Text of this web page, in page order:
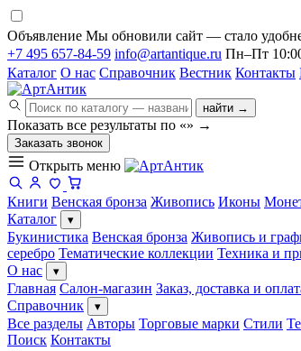
Объявление Мы обновили сайт — стало
+7 495 657-84-59 info@artantique.ru Пн–Пт
Каталог О нас Справочник Вестник Контакты
найти →
Показать все результаты по «» →
Заказать звонок
Открыть меню
Книги Венская бронза Живопись Иконы
Каталог
▾
Букинистика Венская бронза Живопись и
серебро Тематические коллекции Техника и
О нас
▾
Главная Салон-магазин Заказ, доставка и
Справочник
▾
Все разделы Авторы Торговые марки Стили
Поиск Контакты